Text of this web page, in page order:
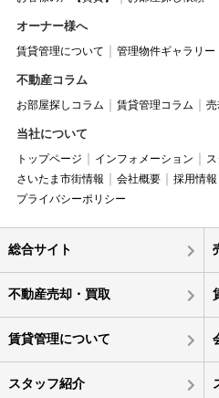
オーナー様へ
賃貸管理について 管理物件ギャラリー
不動産コラム
お部屋探しコラム 賃貸管理コラム 売
当社について
トップページ インフォメーション
さいたま市街情報
会社概要 採用情報
プライバシーポリシー
総合サイト
不動産売却・買取
賃貸管理について
スタッフ紹介